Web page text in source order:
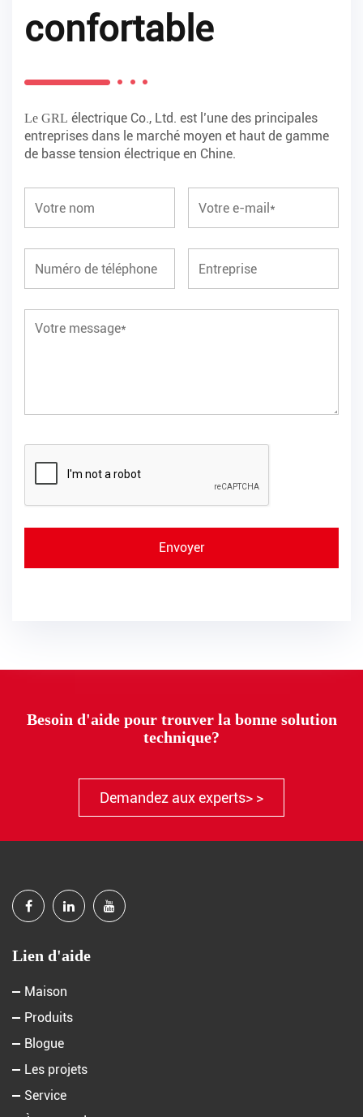
confortable
Le GRL électrique Co., Ltd. est l’une des principales
entreprises dans le marché moyen et haut de gamme
de basse tension électrique en Chine.
Besoin d'aide pour trouver la bonne solution
technique?
Demandez aux experts> >
Lien d'aide
Maison
Produits
Blogue
Les projets
Service